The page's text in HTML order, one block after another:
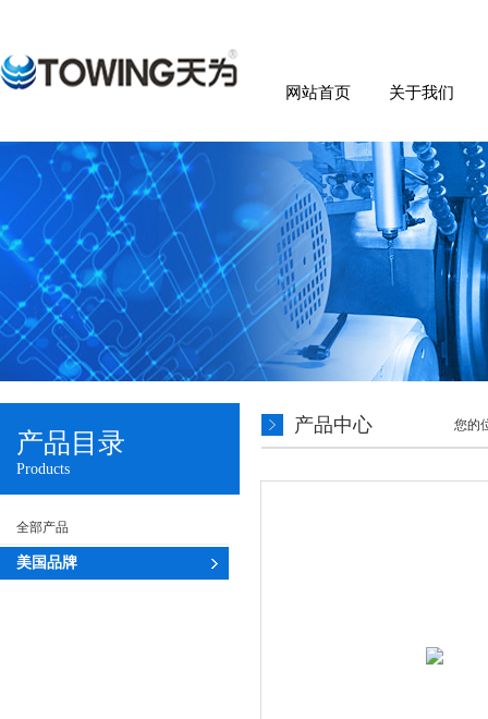
网站首页 关于我们
产品目录
Products
全部产品
美国品牌
产品中心 您的